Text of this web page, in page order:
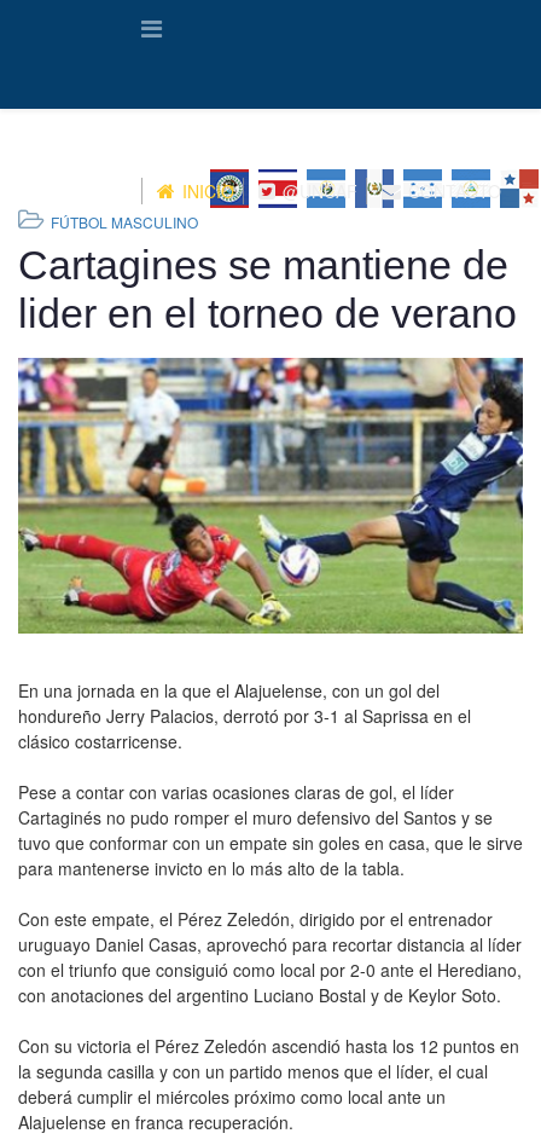
INICIO @UNCAF CONTACTO
FÚTBOL MASCULINO
Cartagines se mantiene de
lider en el torneo de verano
En una jornada en la que el Alajuelense, con un gol del
hondureño Jerry Palacios, derrotó por 3-1 al Saprissa en el
clásico costarricense.
Pese a contar con varias ocasiones claras de gol, el líder
Cartaginés no pudo romper el muro defensivo del Santos y se
tuvo que conformar con un empate sin goles en casa, que le sirve
para mantenerse invicto en lo más alto de la tabla.
Con este empate, el Pérez Zeledón, dirigido por el entrenador
uruguayo Daniel Casas, aprovechó para recortar distancia al líder
con el triunfo que consiguió como local por 2-0 ante el Herediano,
con anotaciones del argentino Luciano Bostal y de Keylor Soto.
Con su victoria el Pérez Zeledón ascendió hasta los 12 puntos en
la segunda casilla y con un partido menos que el líder, el cual
deberá cumplir el miércoles próximo como local ante un
Alajuelense en franca recuperación.